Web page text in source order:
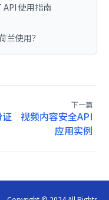
API 使用指南
兰使用？
下一篇
视频内容安全API
应用实例